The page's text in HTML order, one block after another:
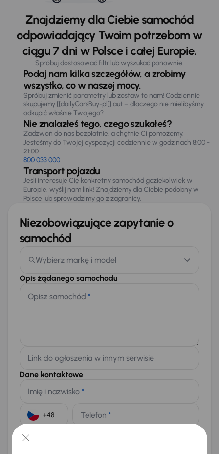
Znajdziemy dla Ciebie samochód
odpowiadający Twoim potrzebom w
ciągu 7 dni w Polsce i całej Europie.
Spróbuj dostosować filtr lub wyszukać ponownie.
Podaj nam kilka szczegółów, a zrobimy
wszystko, co w naszej mocy.
Spróbuj zmienić parametry lub zostaw to nam! Codziennie
skupujemy [[dailyCarsBuy-pl]] aut – dlaczego nie mielibyśmy
odkupić właśnie Twojego?
Nie znalazłeś tego, czego szukałeś?
Zadzwoń do nas bezpłatnie, a chętnie Ci pomożemy.
Jesteśmy do Twojej dyspozycji codziennie w godzinach 8:00 -
21:00
800 033 000
Transport pojazdu
Jeśli interesuje Cię konkretny samochód gdziekolwiek w
Europie, wyślij nam link! Znajdziemy dla Ciebie podobny w
Polsce lub sprowadzimy go z zagranicy.
Niezobowiązujące zapytanie o
samochód
Wybierz markę i model
Opis żądanego samochodu
Opisz samochód *
Link do ogłoszenia w innym serwisie
Dane kontaktowe
Imię i nazwisko *
Telefon *
E-mail